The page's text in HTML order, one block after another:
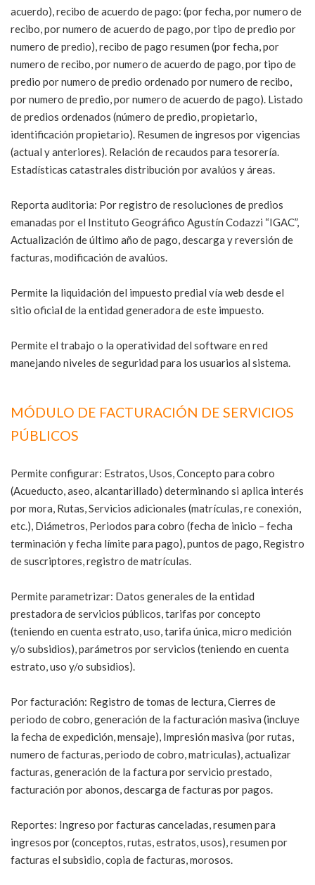
acuerdo), recibo de acuerdo de pago: (por fecha, por numero de
recibo, por numero de acuerdo de pago, por tipo de predio por
numero de predio), recibo de pago resumen (por fecha, por
numero de recibo, por numero de acuerdo de pago, por tipo de
predio por numero de predio ordenado por numero de recibo,
por numero de predio, por numero de acuerdo de pago). Listado
de predios ordenados (número de predio, propietario,
identificación propietario). Resumen de ingresos por vigencias
(actual y anteriores). Relación de recaudos para tesorería.
Estadísticas catastrales distribución por avalúos y áreas.
Reporta auditoria: Por registro de resoluciones de predios
emanadas por el Instituto Geográfico Agustín Codazzi “IGAC”,
Actualización de último año de pago, descarga y reversión de
facturas, modificación de avalúos.
Permite la liquidación del impuesto predial vía web desde el
sitio oficial de la entidad generadora de este impuesto.
Permite el trabajo o la operatividad del software en red
manejando niveles de seguridad para los usuarios al sistema.
MÓDULO DE FACTURACIÓN DE SERVICIOS
PÚBLICOS
Permite configurar: Estratos, Usos, Concepto para cobro
(Acueducto, aseo, alcantarillado) determinando si aplica interés
por mora, Rutas, Servicios adicionales (matrículas, re conexión,
etc.), Diámetros, Periodos para cobro (fecha de inicio – fecha
terminación y fecha límite para pago), puntos de pago, Registro
de suscriptores, registro de matrículas.
Permite parametrizar: Datos generales de la entidad
prestadora de servicios públicos, tarifas por concepto
(teniendo en cuenta estrato, uso, tarifa única, micro medición
y/o subsidios), parámetros por servicios (teniendo en cuenta
estrato, uso y/o subsidios).
Por facturación: Registro de tomas de lectura, Cierres de
periodo de cobro, generación de la facturación masiva (incluye
la fecha de expedición, mensaje), Impresión masiva (por rutas,
numero de facturas, periodo de cobro, matriculas), actualizar
facturas, generación de la factura por servicio prestado,
facturación por abonos, descarga de facturas por pagos.
Reportes: Ingreso por facturas canceladas, resumen para
ingresos por (conceptos, rutas, estratos, usos), resumen por
facturas el subsidio, copia de facturas, morosos.